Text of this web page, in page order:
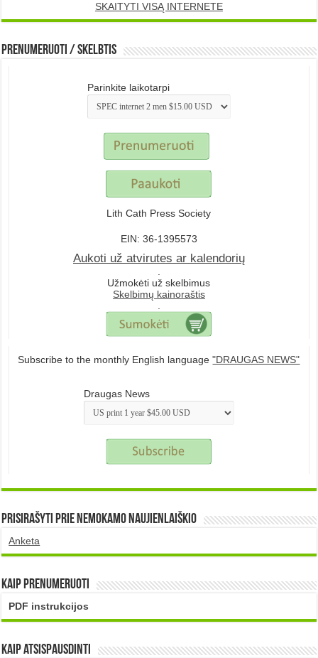
SKAITYTI VISĄ INTERNETE
Prenumeruoti / Skelbtis
Parinkite laikotarpi
Lith Cath Press Society
EIN: 36-1395573
Aukoti už atvirutes ar kalendorių
Užmokėti už skelbimus
Skelbimų kainoraštis
Subscribe to the monthly English language"DRAUGAS NEWS"
Draugas News
Prisirašyti prie nemokamo naujienlaiškio
Anketa
Kaip prenumeruoti
PDF instrukcijos
Kaip atsispausdinti